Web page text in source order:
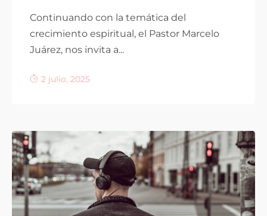
Continuando con la temática del
crecimiento espiritual, el Pastor Marcelo
Juárez, nos invita a...
2 julio, 2025